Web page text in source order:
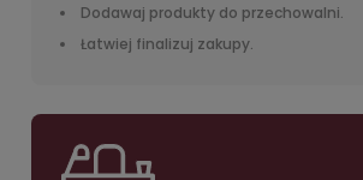
Dodawaj produkty do przechowalni.
Łatwiej finalizuj zakupy.